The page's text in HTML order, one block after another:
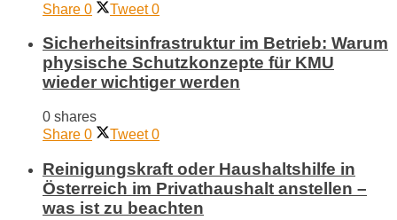
Share 0 Tweet 0
Sicherheitsinfrastruktur im Betrieb: Warum
physische Schutzkonzepte für KMU
wieder wichtiger werden
0 shares
Share 0 Tweet 0
Reinigungskraft oder Haushaltshilfe in
Österreich im Privathaushalt anstellen –
was ist zu beachten